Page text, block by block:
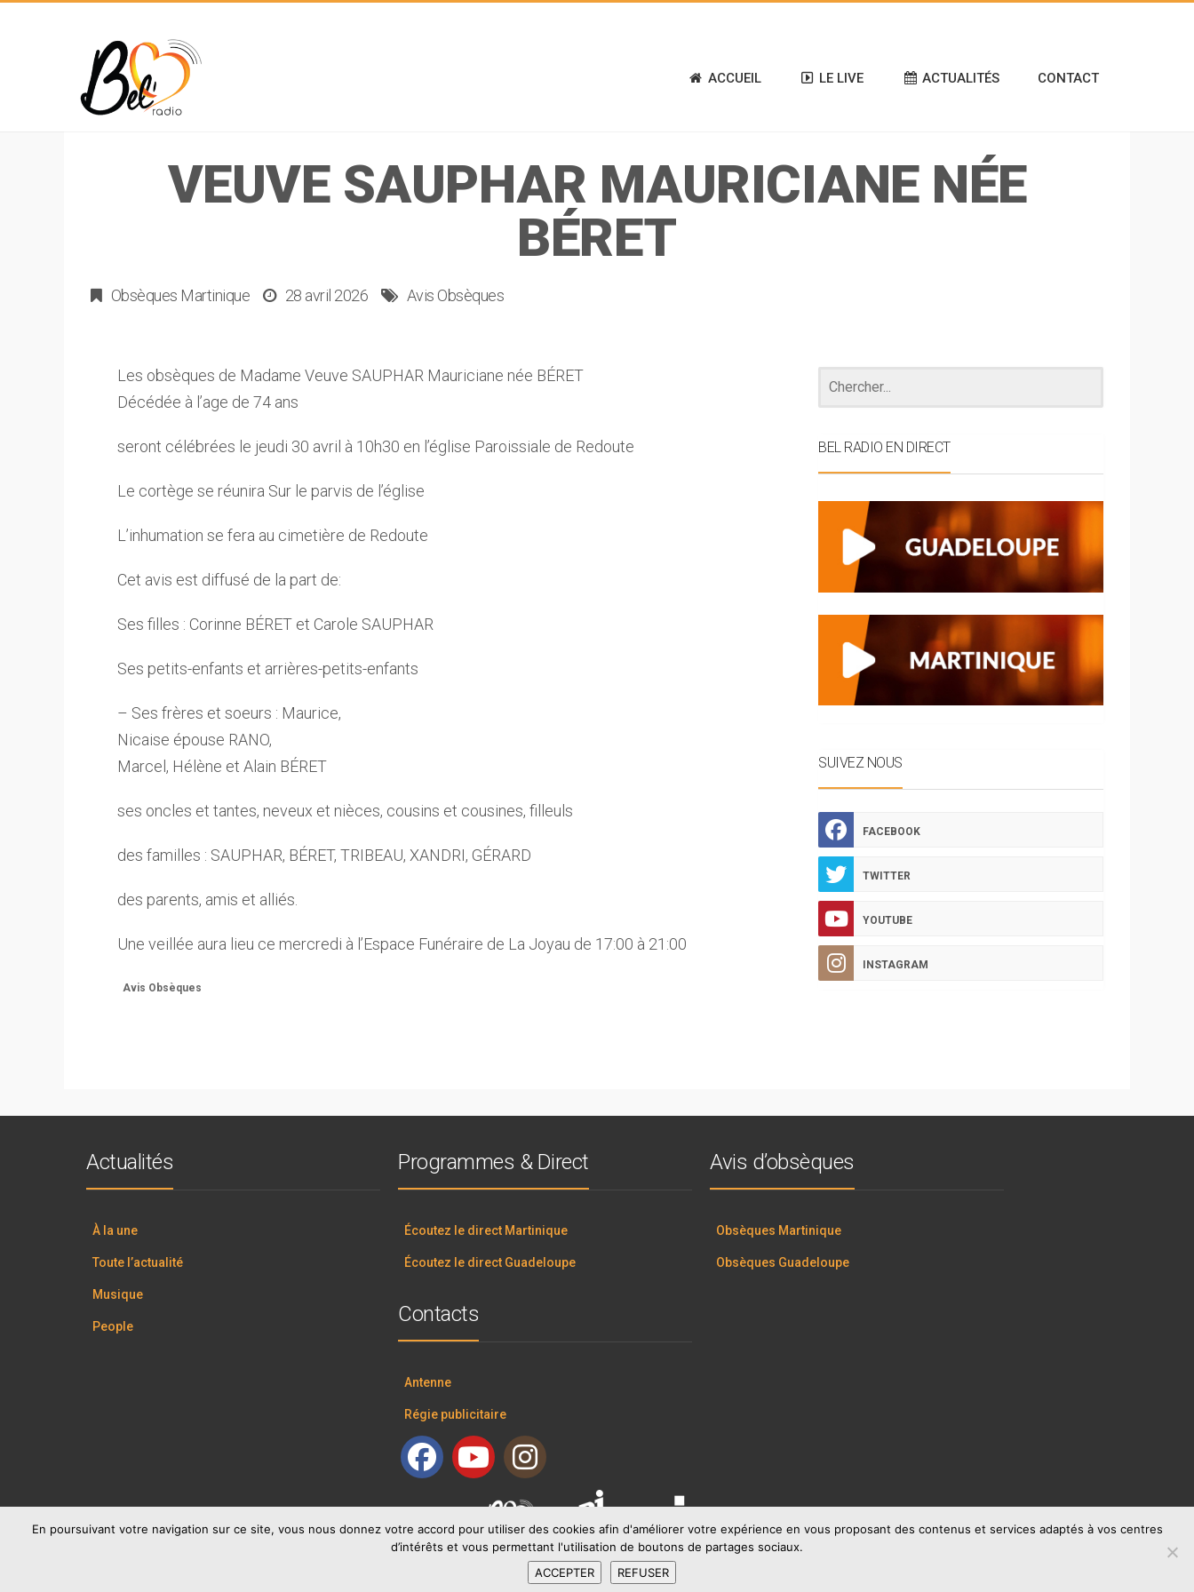
ACCUEIL LE LIVE ACTUALITÉS CONTACT
VEUVE SAUPHAR MAURICIANE NÉE
BÉRET
Obsèques Martinique 28 avril 2026 Avis Obsèques
Les obsèques de Madame Veuve SAUPHAR Mauriciane née BÉRET
Décédée à l’age de 74 ans
seront célébrées le jeudi 30 avril à 10h30 en l’église Paroissiale de Redoute
Le cortège se réunira Sur le parvis de l’église
L’inhumation se fera au cimetière de Redoute
Cet avis est diffusé de la part de:
Ses filles : Corinne BÉRET et Carole SAUPHAR
Ses petits-enfants et arrières-petits-enfants
– Ses frères et soeurs : Maurice,
Nicaise épouse RANO,
Marcel, Hélène et Alain BÉRET
ses oncles et tantes, neveux et nièces, cousins et cousines, filleuls
des familles : SAUPHAR, BÉRET, TRIBEAU, XANDRI, GÉRARD
des parents, amis et alliés.
Une veillée aura lieu ce mercredi à l’Espace Funéraire de La Joyau de 17:00 à 21:00
Avis Obsèques
BEL RADIO EN DIRECT
SUIVEZ NOUS
FACEBOOK
TWITTER
YOUTUBE
INSTAGRAM
Actualités
À la une
Toute l’actualité
Musique
People
Programmes & Direct
Écoutez le direct Martinique
Écoutez le direct Guadeloupe
Avis d’obsèques
Obsèques Martinique
Obsèques Guadeloupe
Contacts
Antenne
Régie publicitaire
RCI GROUP
En poursuivant votre navigation sur ce site, vous nous donnez votre accord pour utiliser des cookies afin d'améliorer votre expérience en vous proposant des contenus et services adaptés à vos centres
d’intérêts et vous permettant l'utilisation de boutons de partages sociaux.
ACCEPTER
REFUSER